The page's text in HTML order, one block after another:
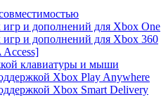
и дополнений для Xbox One
и дополнений для Xbox 360
Access]
клавиатуры и мыши
Xbox Play Anywhere
Xbox Smart Delivery